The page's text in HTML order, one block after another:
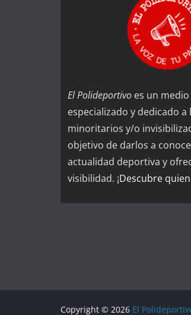
El Polideportivo es un
especializado y dedicado
minoritarios y/o
objetivo de darlos a
actualidad deportiva y
visibilidad. ¡Descubre
Copyright © 2026 El